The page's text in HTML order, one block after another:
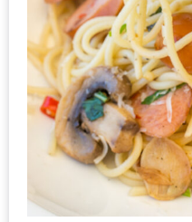
ที่
เดียว
HOMEPRO
FAIR
2017
เชียงใหม่
จัด
เต็ม